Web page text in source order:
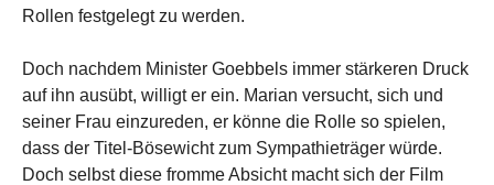
Rollen festgelegt zu werden.
Doch nachdem Minister Goebbels immer stärkeren Druck
auf ihn ausübt, willigt er ein. Marian versucht, sich und
seiner Frau einzureden, er könne die Rolle so spielen,
dass der Titel-Bösewicht zum Sympathieträger würde.
Doch selbst diese fromme Absicht macht sich der Film